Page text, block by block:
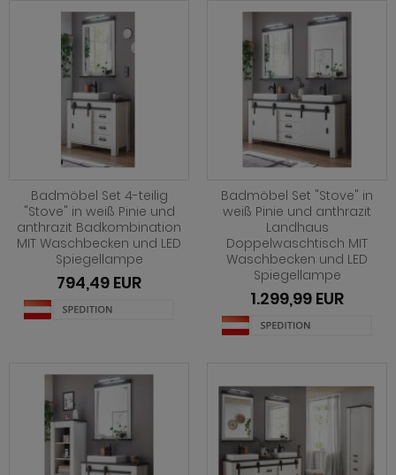
Badmöbel Set 4-teilig
"Stove" in weiß Pinie und
anthrazit Badkombination
MIT Waschbecken und LED
Spiegellampe
794,49 EUR
Badmöbel Set "Stove" in
weiß Pinie und anthrazit
Landhaus
Doppelwaschtisch MIT
Waschbecken und LED
Spiegellampe
1.299,99 EUR